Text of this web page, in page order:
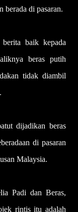
berada di pasaran.
baik kepada
beras putih
tidak diambil
dijadikan beras
di pasaran
Malaysia.
Padi dan Beras,
rintis itu adalah